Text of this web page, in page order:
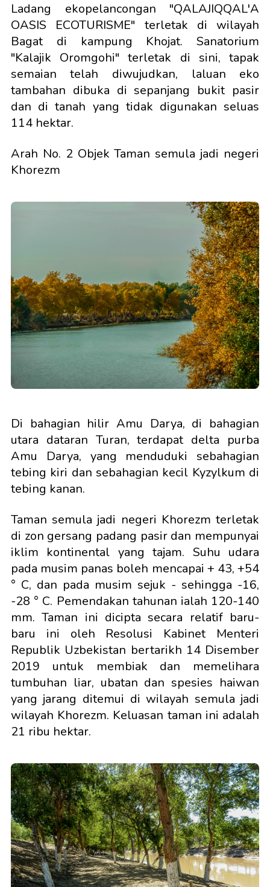
Ladang ekopelancongan "QALAJIQQAL'A
OASIS ECOTURISME" terletak di wilayah
Bagat di kampung Khojat. Sanatorium
"Kalajik Oromgohi" terletak di sini, tapak
semaian telah diwujudkan, laluan eko
tambahan dibuka di sepanjang bukit pasir
dan di tanah yang tidak digunakan seluas
114 hektar.
Arah No. 2 Objek Taman semula jadi negeri
Khorezm
Di bahagian hilir Amu Darya, di bahagian
utara dataran Turan, terdapat delta purba
Amu Darya, yang menduduki sebahagian
tebing kiri dan sebahagian kecil Kyzylkum di
tebing kanan.
Taman semula jadi negeri Khorezm terletak
di zon gersang padang pasir dan mempunyai
iklim kontinental yang tajam. Suhu udara
pada musim panas boleh mencapai + 43, +54
° C, dan pada musim sejuk - sehingga -16,
-28 ° C. Pemendakan tahunan ialah 120-140
mm. Taman ini dicipta secara relatif baru-
baru ini oleh Resolusi Kabinet Menteri
Republik Uzbekistan bertarikh 14 Disember
2019 untuk membiak dan memelihara
tumbuhan liar, ubatan dan spesies haiwan
yang jarang ditemui di wilayah semula jadi
wilayah Khorezm. Keluasan taman ini adalah
21 ribu hektar.